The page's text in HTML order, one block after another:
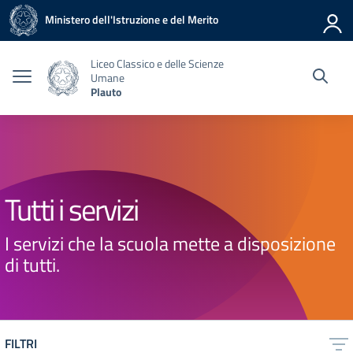
Vai ai contenuti
Vai al menu di navigazione
Vai al footer
Ministero dell'Istruzione e del Merito
Liceo Classico e delle Scienze
Umane
Plauto
Tutti i servizi
I servizi che la scuola mette a disposizione
di tutti.
FILTRI